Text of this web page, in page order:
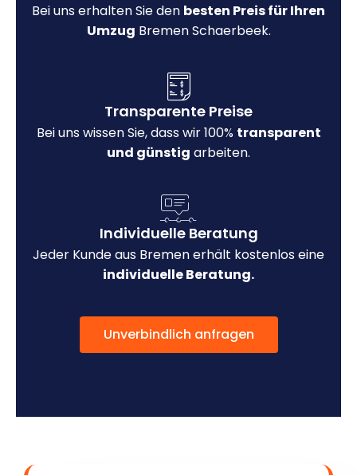
Bei uns erhalten Sie den besten Preis für Ihren
Umzug Bremen Schaerbeek.
Transparente Preise
Bei uns wissen Sie, dass wir 100% transparent
und günstig arbeiten.
Individuelle Beratung
Jeder Kunde aus Bremen erhält kostenlos eine
individuelle Beratung.
Unverbindlich anfragen